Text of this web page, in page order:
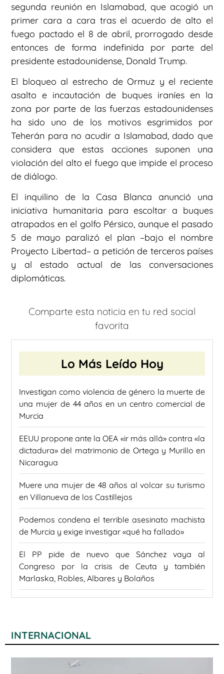
segunda reunión en Islamabad, que acogió un
primer cara a cara tras el acuerdo de alto el
fuego pactado el 8 de abril, prorrogado desde
entonces de forma indefinida por parte del
presidente estadounidense, Donald Trump.
El bloqueo al estrecho de Ormuz y el reciente
asalto e incautación de buques iraníes en la
zona por parte de las fuerzas estadounidenses
ha sido uno de los motivos esgrimidos por
Teherán para no acudir a Islamabad, dado que
considera que estas acciones suponen una
violación del alto el fuego que impide el proceso
de diálogo.
El inquilino de la Casa Blanca anunció una
iniciativa humanitaria para escoltar a buques
atrapados en el golfo Pérsico, aunque el pasado
5 de mayo paralizó el plan –bajo el nombre
Proyecto Libertad– a petición de terceros países
y al estado actual de las conversaciones
diplomáticas.
Comparte esta noticia en tu red social
favorita
Lo Más Leído Hoy
Investigan como violencia de género la muerte de
una mujer de 44 años en un centro comercial de
Murcia
EEUU propone ante la OEA «ir más allá» contra «la
dictadura» del matrimonio de Ortega y Murillo en
Nicaragua
Muere una mujer de 48 años al volcar su turismo
en Villanueva de los Castillejos
Podemos condena el terrible asesinato machista
de Murcia y exige investigar «qué ha fallado»
El PP pide de nuevo que Sánchez vaya al
Congreso por la crisis de Ceuta y también
Marlaska, Robles, Albares y Bolaños
INTERNACIONAL